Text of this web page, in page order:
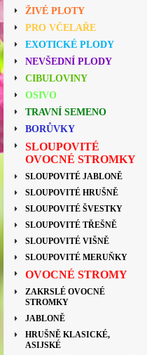
ŽIVÉ PLOTY
PRO VČELAŘE
EXOTICKÉ PLODY
NEVŠEDNÍ PLODY
CIBULOVINY
OSIVO
TRAVNÍ SEMENO
BORŮVKY
SLOUPOVITÉ
OVOCNÉ STROMKY
SLOUPOVITÉ JABLONĚ
SLOUPOVITÉ HRUŠNĚ
SLOUPOVITÉ ŠVESTKY
SLOUPOVITÉ TŘEŠNĚ
SLOUPOVITÉ VIŠNĚ
SLOUPOVITÉ MERUŇKY
OVOCNÉ STROMY
ZAKRSLÉ OVOCNÉ
STROMKY
JABLONĚ
HRUŠNĚ KLASICKÉ,
ASIJSKÉ